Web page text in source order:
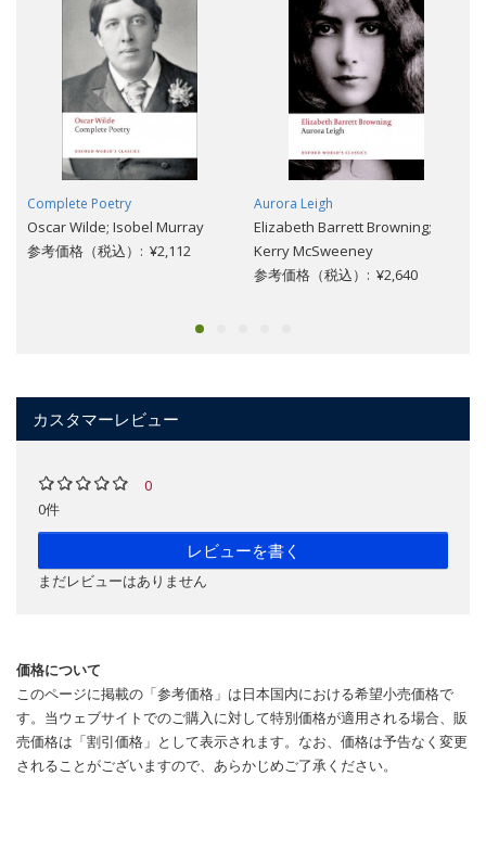
Complete Poetry
Oscar Wilde; Isobel Murray
参考価格（税込）: ¥2,112
Aurora Leigh
Elizabeth Barrett Browning;
Kerry McSweeney
参考価格（税込）: ¥2,640
カスタマーレビュー
0
0件
レビューを書く
まだレビューはありません
価格について
このページに掲載の「参考価格」は日本国内における希望小売価格で
す。当ウェブサイトでのご購入に対して特別価格が適用される場合、販
売価格は「割引価格」として表示されます。なお、価格は予告なく変更
されることがございますので、あらかじめご了承ください。